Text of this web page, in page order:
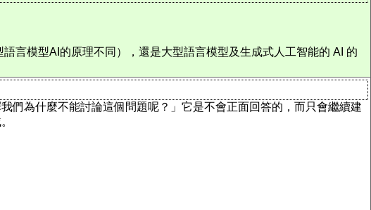
言模型AI的原理不同），還是大型語言模型及生成式人工智能的 AI 的
們為什麼不能討論這個問題呢？」它是不會正面回答的，而只會繼續建